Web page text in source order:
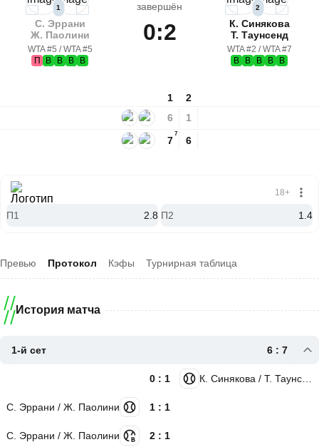
1
С. Эррани
Ж. Паолини
WTA #5 / WTA #5
П
В В В В
завершён
0:2
2
К. Синякова
Т. Таунсенд
WTA #2 / WTA #7
В
В В В В
1
6
7
7
2
1
6
П1 2.8 П2 1.4
18+
Превью Протокол Кэфы Турнирная таблица
История матча
1-й сет 6 : 7
0 : 1
С. Эррани / Ж. Паолини 1 : 1
С. Эррани / Ж. Паолини 2 : 1